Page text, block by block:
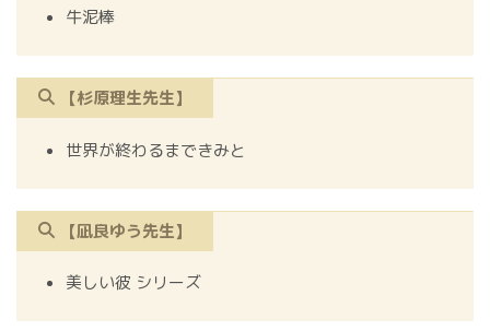
牛泥棒
【杉原理生先生】
世界が終わるまできみと
【凪良ゆう先生】
美しい彼 シリーズ